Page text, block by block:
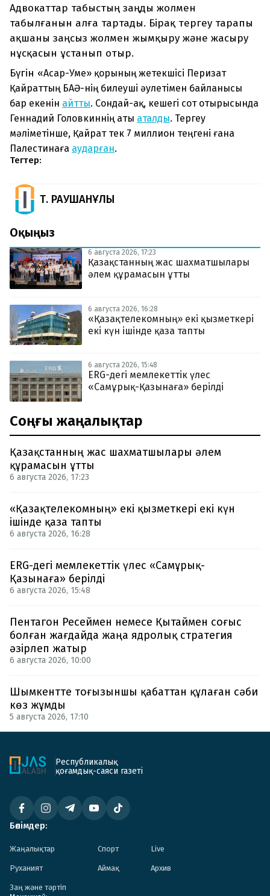
Адвокаттар табыстың заңды жолмен
табылғанын алға тартады. Бірақ тергеу тарапы
ақшаны заңсыз жолмен жымқыру және жасыру
нұсқасын ұстанып отыр.
Бүгін «Асар-Уме» қорының жетекшісі Перизат
Қайраттың БАӘ-нің билеуші әулетімен байланысы
бар екенін айтты. Сондай-ақ, кешегі сот отырысында
Геннадий Головкиннің аты аталды. Тергеу
мәліметінше, Қайрат тек 7 миллион теңгені ғана
Палестинаға аударған.
Тегтер:
Т. РАУШАНҰЛЫ
Оқыңыз
6 августа 2026, 17:23
Қазақстанның жас шахматшылары
әлем құрамасын ұтты
6 августа 2026, 16:28
«Қазақтелекомның» екі қызметкері
екі күн ішінде қаза тапты
6 августа 2026, 15:48
ERG-дегі мемлекеттік үлес
«Самұрық-Қазынаға» берілді
Соңғы жаңалықтар
Қазақстанның жас шахматшылары әлем
құрамасын ұтты
6 августа 2026, 17:23
«Қазақтелекомның» екі қызметкері екі күн
ішінде қаза тапты
6 августа 2026, 16:28
ERG-дегі мемлекеттік үлес «Самұрық-
Қазынаға» берілді
6 августа 2026, 15:48
Пентагон Ресеймен немесе Қытаймен соғыс
болған жағдайда жаңа ядролық стратегия
әзірлеп жатыр
6 августа 2026, 10:00
Шымкентте тоғызыншы қабаттан құлаған сәби
көз жұмды
5 августа 2026, 17:10
Республикалық
қоғамдық-саяси газеті
Бөлімдер:
Жаңалықтар Спорт Live
Руханият Аймақ Архив
Заң және тәртіп